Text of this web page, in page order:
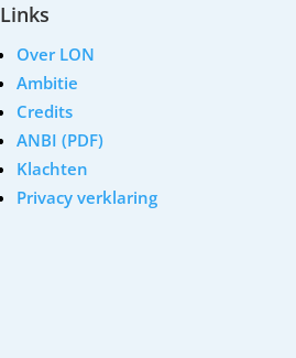
Links
Over LON
Ambitie
Credits
ANBI (PDF)
Klachten
Privacy verklaring